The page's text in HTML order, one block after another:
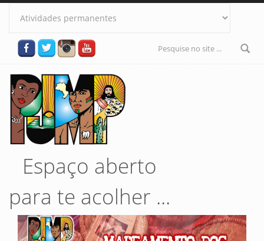
Pular para o conteúdo principal
Formulário
Espaço aberto
para te acolher ...